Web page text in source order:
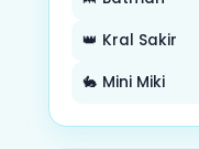
👑 Kral Sakir
🐇 Mini Miki